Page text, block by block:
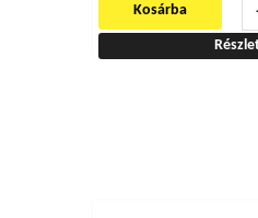
Kosárba